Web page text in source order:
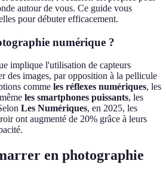
autour de vous. Ce guide vous
pour débuter efficacement.
numérique ?
implique l'utilisation de capteurs
des images, par opposition à la pellicule
comme les réflexes numériques, les
les smartphones puissants, les
Les Numériques, en 2025, les
ont augmenté de 20% grâce à leurs
en photographie